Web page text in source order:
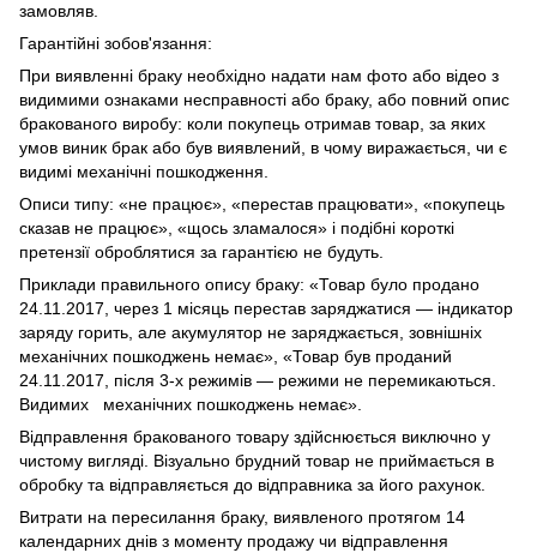
замовляв.
Гарантійні зобов'язання:
При виявленні браку необхідно надати нам фото або відео з
видимими ознаками несправності або браку, або повний опис
бракованого виробу: коли покупець отримав товар, за яких
умов виник брак або був виявлений, в чому виражається, чи є
видимі механічні пошкодження.
Описи типу: «не працює», «перестав працювати», «покупець
сказав не працює», «щось зламалося» і подібні короткі
претензії оброблятися за гарантією не будуть.
Приклади правильного опису браку: «Товар було продано
24.11.2017, через 1 місяць перестав заряджатися — індикатор
заряду горить, але акумулятор не заряджається, зовнішніх
механічних пошкоджень немає», «Товар був проданий
24.11.2017, після 3-х режимів — режими не перемикаються.
Видимих механічних пошкоджень немає».
Відправлення бракованого товару здійснюється виключно у
чистому вигляді. Візуально брудний товар не приймається в
обробку та відправляється до відправника за його рахунок.
Витрати на пересилання браку, виявленого протягом 14
календарних днів з моменту продажу чи відправлення